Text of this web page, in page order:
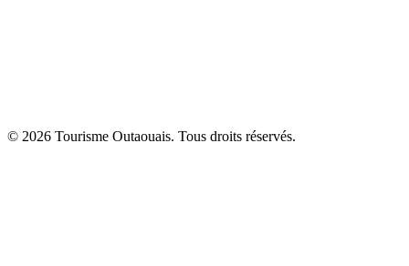
© 2026 Tourisme Outaouais. Tous droits réservés.